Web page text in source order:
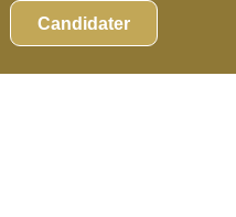
Candidater